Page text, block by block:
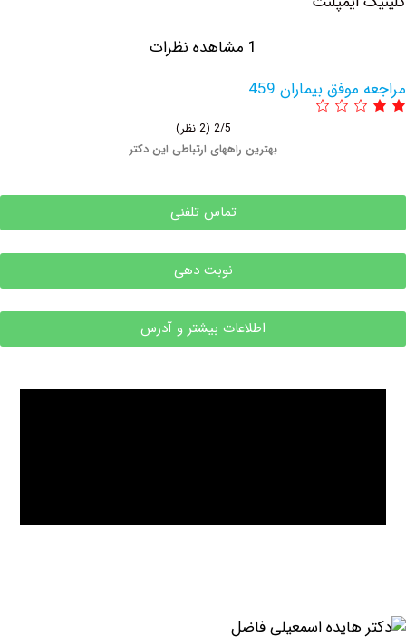
بیماران 459
بهترین راههای ارتباطی این دکتر
تماس تلفنی
نوبت دهی
اطلاعات بیشتر و آدرس